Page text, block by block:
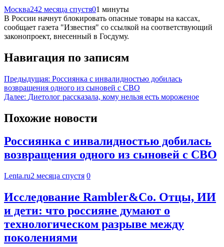
Москва242 месяца спустя01 минуты
В России начнут блокировать опасные товары на кассах,
сообщает газета "Известия" со ссылкой на соответствующий
законопроект, внесенный в Госдуму.
Навигация по записям
Предыдущая: Россиянка с инвалидностью добилась
возвращения одного из сыновей с СВО
Далее: Диетолог рассказала, кому нельзя есть мороженое
Похожие новости
Россиянка с инвалидностью добилась
возвращения одного из сыновей с СВО
Lenta.ru2 месяца спустя 0
Исследование Rambler&Co. Отцы, ИИ
и дети: что россияне думают о
технологическом разрыве между
поколениями